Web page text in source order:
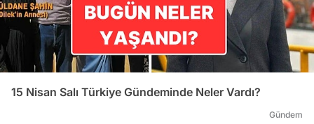
15 Nisan Salı Türkiye Gündeminde Neler Vardı?
Gündem